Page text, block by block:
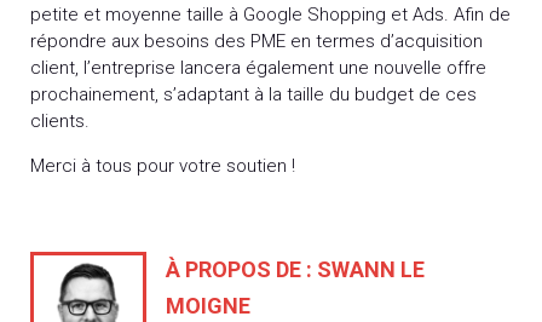
petite et moyenne taille à Google Shopping et Ads. Afin de
répondre aux besoins des PME en termes d’acquisition
client, l’entreprise lancera également une nouvelle offre
prochainement, s’adaptant à la taille du budget de ces
clients.
Merci à tous pour votre soutien !
À PROPOS DE : SWANN LE
MOIGNE